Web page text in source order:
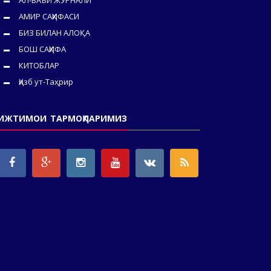
АМИР САҲИФАСИ
БИЗ БИЛАН АЛОҚА
БОШ САҲИФА
КИТОБЛАР
Ҳизб ут-Таҳрир
ТАРМОҚЛАРИМИЗ